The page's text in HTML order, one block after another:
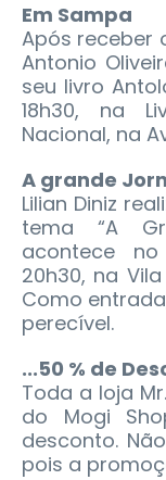
Em Sampa
Após receber
Antonio
seu livro
18h30, na
Nacional, na
A grande
Lilian Diniz
tema “A
acontece no
20h30, na
Como
perecível.
...50 % de
Toda a loja
do Mogi
desconto.
pois a